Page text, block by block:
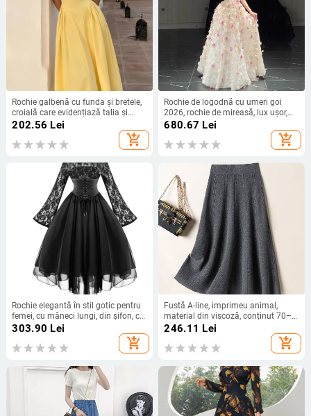
Rochie galbenă cu funda și bretele,
croială care evidențiază talia și
fustă evazată
202.56 Lei
add_shopping_cart
Rochie de logodnă cu umeri goi
2026, rochie de mireasă, lux ușor,
croială de înaltă clasă pentru nuntă
680.67 Lei
add_shopping_cart
Rochie elegantă în stil gotic pentru
femei, cu mâneci lungi, din șifon, cu
cusături din dantelă, 2023
303.90 Lei
add_shopping_cart
Fustă A-line, imprimeu animal,
material din viscoză, conținut 70–
80%, iarna 2024
246.11 Lei
add_shopping_cart